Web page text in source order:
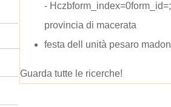
-
provincia di macerata
festa dell unità pesaro
Guarda tutte le ricerche!